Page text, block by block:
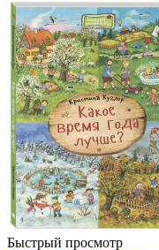
Быстрый просмотр